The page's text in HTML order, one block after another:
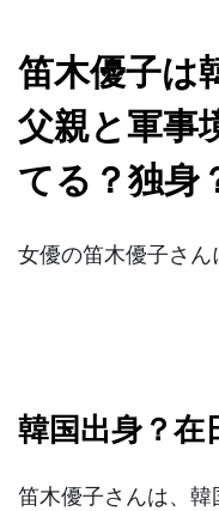
笛木優子は
父親と軍事
てる？独身
女優の笛木優子さん
韓国出身？在
笛木優子さんは、韓